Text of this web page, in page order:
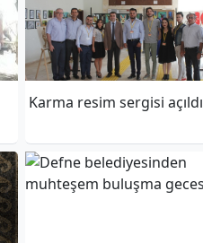
Karma resim sergisi açıldı